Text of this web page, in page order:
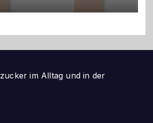
im Alltag und in der